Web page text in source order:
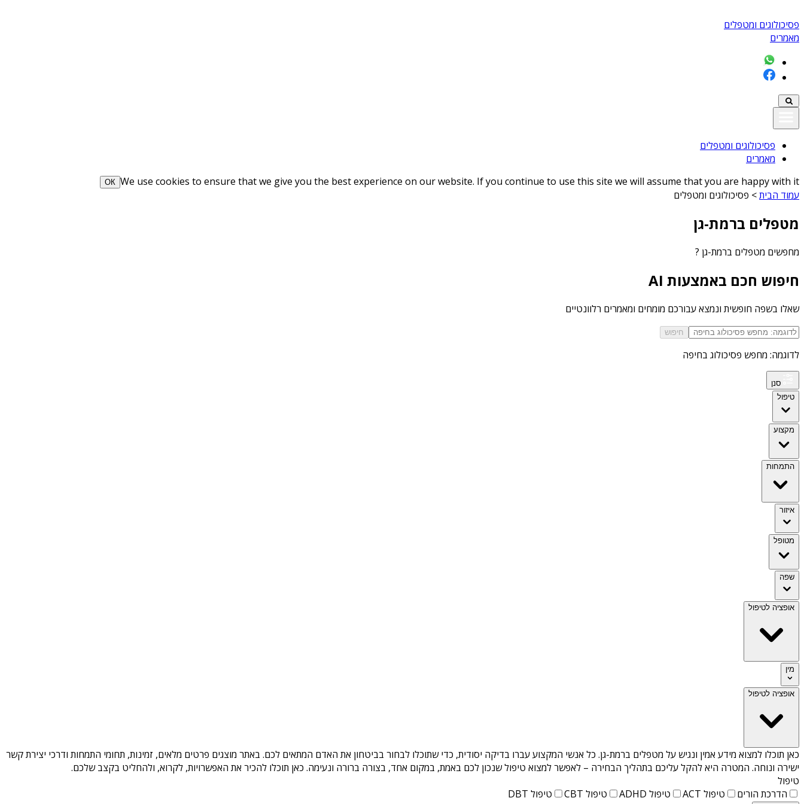
פסיכולוגים ומטפלים
מאמרים
פסיכולוגים ומטפלים
מאמרים
We use cookies to ensure that we give you the best experience on our website. If you continue to use this site we will assume that you are happy with it
ОК
עמוד הבית> פסיכולוגים ומטפלים
מטפלים ברמת-גן
מחפשים מטפלים ברמת-גן ?
חיפוש חכם באמצעות AI
שאלו בשפה חופשית ונמצא עבורכם מומחים ומאמרים רלוונטיים
חיפוש
לדוגמה: מחפש פסיכולוג בחיפה
סנן
טיפול
מקצוע
התמחות
איזור
מטופל
שפה
אופציה לטיפול
מין
אופציה לטיפול
כאן תוכלו למצוא מידע אמין ונגיש על מטפלים ברמת-גן. כל אנשי המקצוע עברו בדיקה יסודית, כדי שתוכלו לבחור בביטחון את האדם המתאים לכם. באתר מוצגים פרטים מלאים, זמינות, תחומי התמחות ודרכי יצירת קשר
ישירה ונוחה. המטרה היא להקל עליכם בתהליך הבחירה – לאפשר למצוא טיפול שנכון לכם באמת, במקום אחד, בצורה ברורה ונעימה. כאן תוכלו להכיר את האפשרויות, לקרוא, ולהחליט בקצב שלכם.
טיפול
הדרכת הורים
טיפול ACT טיפול ADHD טיפול CBT טיפול DBT